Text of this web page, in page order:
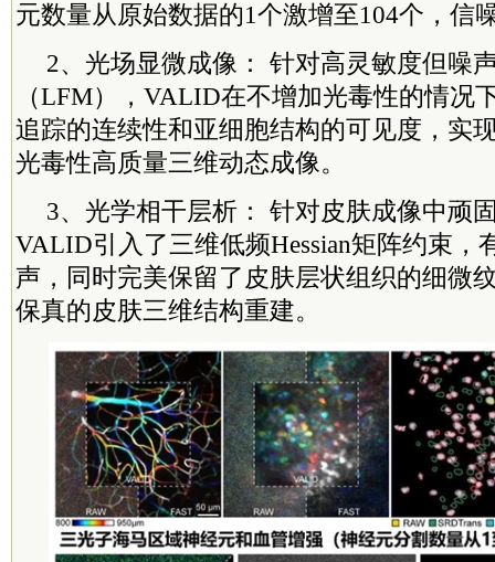
元数量从原始数据的1个激增至104个，信
2、光场显微成像： 针对高灵敏度但噪
（LFM），VALID在不增加光毒性的情况
追踪的连续性和亚细胞结构的可见度，实
光毒性高质量三维动态成像。
3、光学相干层析： 针对皮肤成像中顽
VALID引入了三维低频Hessian矩阵约束，
声，同时完美保留了皮肤层状组织的细微
保真的皮肤三维结构重建。